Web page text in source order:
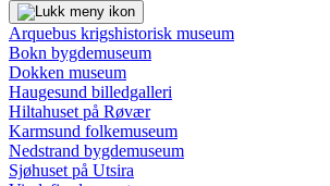
Arquebus krigshistorisk museum
Bokn bygdemuseum
Dokken museum
Haugesund billedgalleri
Hiltahuset på Røvær
Karmsund folkemuseum
Nedstrand bygdemuseum
Sjøhuset på Utsira